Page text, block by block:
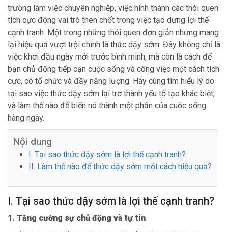
trường làm việc chuyên nghiệp, việc hình thành các thói quen
tích cực đóng vai trò then chốt trong việc tạo dựng lợi thế
cạnh tranh. Một trong những thói quen đơn giản nhưng mang
lại hiệu quả vượt trội chính là thức dậy sớm. Đây không chỉ là
việc khởi đầu ngày mới trước bình minh, mà còn là cách để
bạn chủ động tiếp cận cuộc sống và công việc một cách tích
cực, có tổ chức và đầy năng lượng. Hãy cùng tìm hiểu lý do
tại sao việc thức dậy sớm lại trở thành yếu tố tạo khác biệt,
và làm thế nào để biến nó thành một phần của cuộc sống
hàng ngày.
Nội dung
I. Tại sao thức dậy sớm là lợi thế cạnh tranh?
II. Làm thế nào để thức dậy sớm một cách hiệu quả?
I. Tại sao thức dậy sớm là lợi thế cạnh tranh?
1. Tăng cường sự chủ động và tự tin